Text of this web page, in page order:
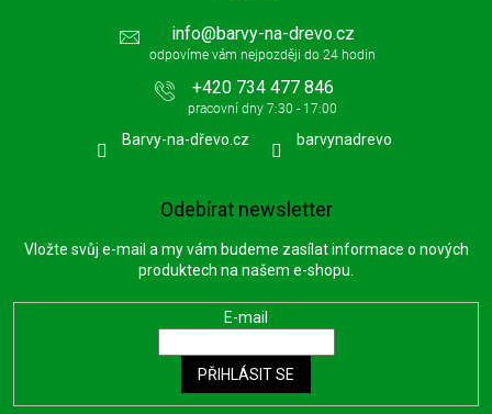
info@barvy-na-drevo.cz
+420 734 477 846
Barvy-na-dřevo.cz barvynadrevo
Odebírat newsletter
Vložte svůj e-mail a my vám budeme zasílat informace o nových
produktech na našem e-shopu.
E-mail
PŘIHLÁSIT SE